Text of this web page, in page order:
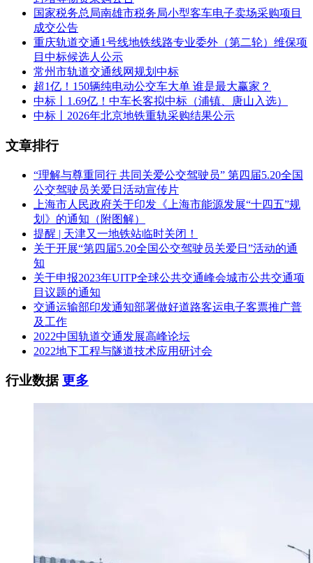
2、B分标中标信息：投标人数不足3家，结果流标。
3、C分标中标信息
中标人名称：厦门金龙旅行车有限公司
中标人地址：厦门市湖里区湖里大道69号(办公楼)
主要标的信息
货物类
标的名称：8米系列纯电动城市公共汽车
数量：16辆
品牌：金旅牌
型号：XML6805JEVS0C
四、评审专家名单：许玲、邓文华、罗远宁、梁传理、张灼彬
五、代理服务收费标准及金额：本项目的委托代理服务费按包
干制收取，A分标服务费金额为人民币壹万肆仟元整
再受理。
国家税务总局南雄市税务局小型客车电子卖场采购项目
成交公告
重庆轨道交通1号线地铁线路专业委外（第二轮）维保项
目中标候选人公示
常州市轨道交通线网规划中标
超1亿！150辆纯电动公交车大单 谁是最大赢家？
中标丨1.69亿！中车长客拟中标（浦镇、唐山入选）
中标丨2026年北京地铁重轨采购结果公示
文章排行
“理解与尊重同行 共同关爱公交驾驶员” 第四届5.20全国
公交驾驶员关爱日活动宣传片
上海市人民政府关于印发《上海市能源发展“十四五”规
划》的通知（附图解）
提醒 | 天津又一地铁站临时关闭！
关于开展“第四届5.20全国公交驾驶员关爱日”活动的通
知
关于申报2023年UITP全球公共交通峰会城市公共交通项
目议题的通知
交通运输部印发通知部署做好道路客运电子客票推广普
及工作
2022中国轨道交通发展高峰论坛
2022地下工程与隧道技术应用研讨会
行业数据更多